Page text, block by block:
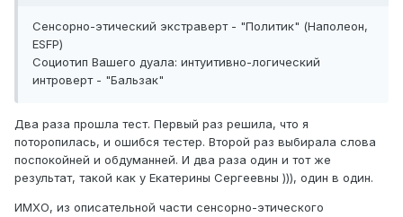
Сенсорно-этический экстраверт - "Политик" (Наполеон,
ESFP)
Социотип Вашего дуала: интуитивно-логический
интроверт - "Бальзак"
Два раза прошла тест. Первый раз решила, что я
поторопилась, и ошибся тестер. Второй раз выбирала слова
поспокойней и обдуманней. И два раза один и тот же
результат, такой как у Екатерины Сергеевны ))), один в один.
ИМХО, из описательной части сенсорно-этического